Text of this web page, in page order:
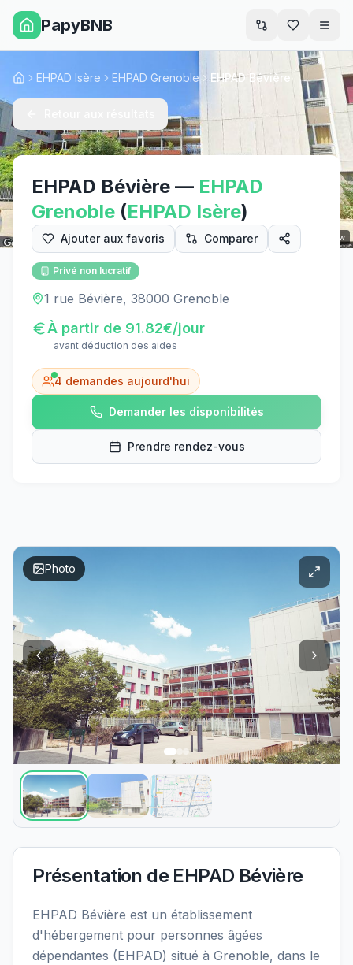
PapyBNB
Street View
AccueilEHPAD Isère EHPAD Grenoble EHPAD Bévière
EHPAD Bévière — EHPAD
Grenoble (EHPAD Isère)
Ajouter aux favoris Comparer
Privé non lucratif
1 rue Bévière, 38000 Grenoble
À partir de 91.82€/jour
avant déduction des aides
4 demandes aujourd'hui
Demander les disponibilités
Prendre rendez-vous
Photo
Présentation de EHPAD Bévière
EHPAD Bévière est un établissement
d'hébergement pour personnes âgées
dépendantes (EHPAD) situé à Grenoble, dans le